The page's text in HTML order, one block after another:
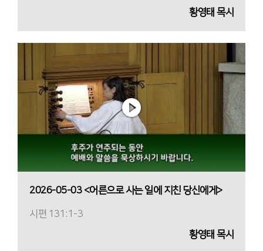
황영태 목사
2026-05-03 <어른으로 사는 일에 지친 당신에게>
시편 131:1-3
황영태 목사